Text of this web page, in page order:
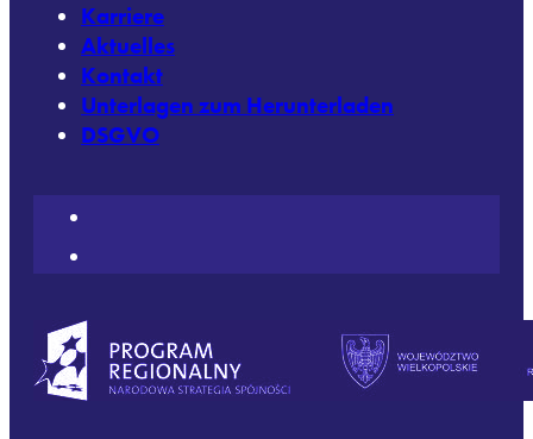
Karriere
Aktuelles
Kontakt
Unterlagen zum Herunterladen
DSGVO